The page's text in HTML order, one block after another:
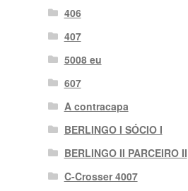
406
407
5008 eu
607
A contracapa
BERLINGO I SÓCIO I
BERLINGO II PARCEIRO II
C-Crosser 4007